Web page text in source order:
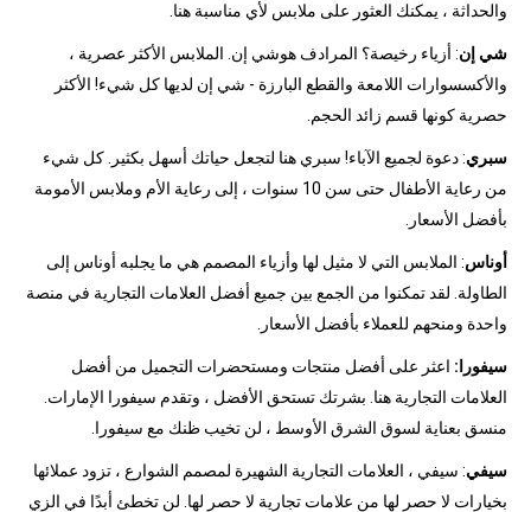
والحداثة ، يمكنك العثور على ملابس لأي مناسبة هنا.
شي إن: أزياء رخيصة؟ المرادف هوشي إن. الملابس الأكثر عصرية ،
والأكسسوارات اللامعة والقطع البارزة - شي إن لديها كل شيء! الأكثر
حصرية كونها قسم زائد الحجم.
سبري: دعوة لجميع الآباء! سبري هنا لتجعل حياتك أسهل بكثير. كل شيء
من رعاية الأطفال حتى سن 10 سنوات ، إلى رعاية الأم وملابس الأمومة
بأفضل الأسعار.
أوناس: الملابس التي لا مثيل لها وأزياء المصمم هي ما يجلبه أوناس إلى
الطاولة. لقد تمكنوا من الجمع بين جميع أفضل العلامات التجارية في منصة
واحدة ومنحهم للعملاء بأفضل الأسعار.
سيفورا: اعثر على أفضل منتجات ومستحضرات التجميل من أفضل
العلامات التجارية هنا. بشرتك تستحق الأفضل ، وتقدم سيفورا الإمارات.
منسق بعناية لسوق الشرق الأوسط ، لن تخيب ظنك مع سيفورا.
سيفي: سيفي ، العلامات التجارية الشهيرة لمصمم الشوارع ، تزود عملائها
بخيارات لا حصر لها من علامات تجارية لا حصر لها. لن تخطئ أبدًا في الزي